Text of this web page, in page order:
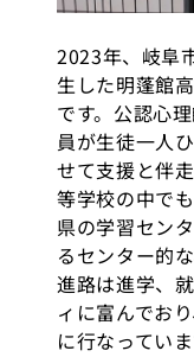
2023年、岐阜
生した明蓬館
です。公認心
員が生徒一人
せて支援と伴
等学校の中で
県の学習セン
るセンター的
進路は進学、
ィに富んでお
に行なっていま